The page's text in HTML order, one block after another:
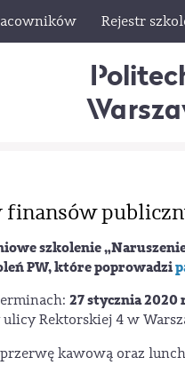
Rejestr
szkolenie „
PW, które poprowadzi
27 stycznia 2020
ulicy Rektorskiej 4 w
kawową oraz